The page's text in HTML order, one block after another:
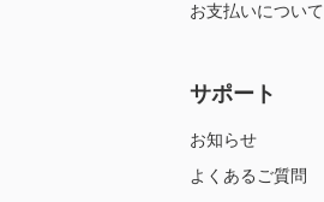
お支払いについて
サポート
お知らせ
よくあるご質問